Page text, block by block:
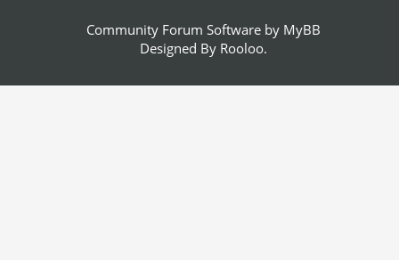
Community Forum Software by MyBB
Designed By Rooloo.